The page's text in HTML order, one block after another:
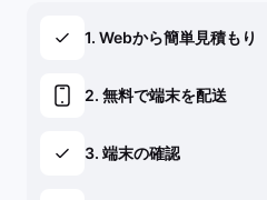
1. Webから簡単見積もり
2. 無料で端末を配送
3. 端末の確認